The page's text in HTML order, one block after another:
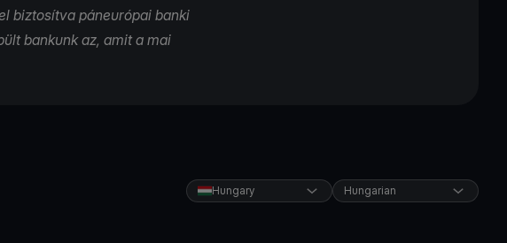
biztosítva páneurópai banki
bankunk az, amit a mai
Hungary Hungarian